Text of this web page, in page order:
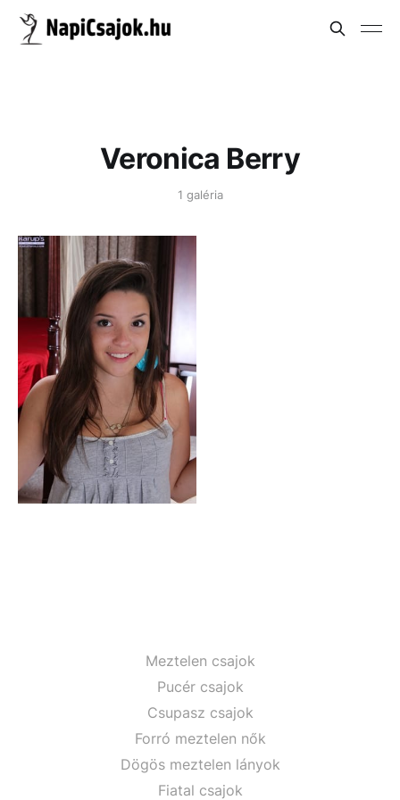
Veronica Berry
1 galéria
Meztelen csajok
Pucér csajok
Csupasz csajok
Forró meztelen nők
Dögös meztelen lányok
Fiatal csajok